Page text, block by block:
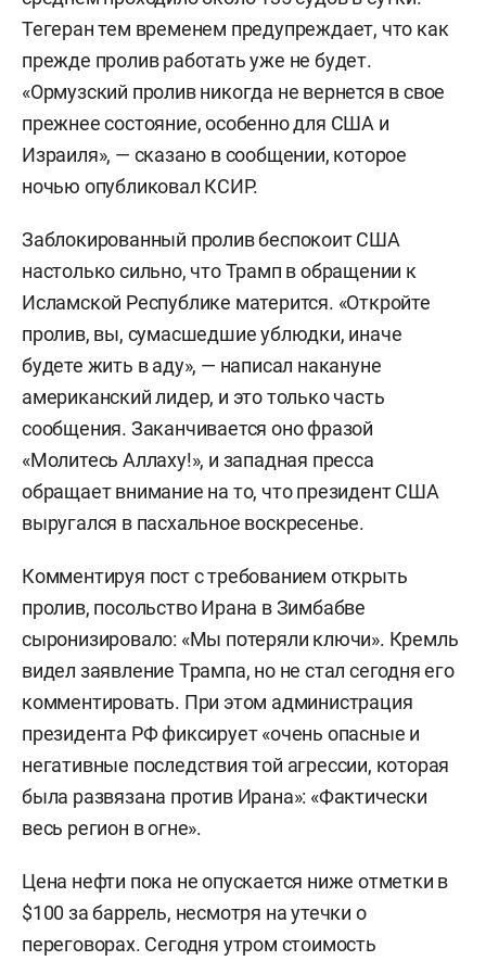
Тегеран тем временем предупреждает, что как
прежде пролив работать уже не будет.
«Ормузский пролив никогда не вернется в свое
прежнее состояние, особенно для США и
Израиля», — сказано в сообщении, которое
ночью опубликовал КСИР.
Заблокированный пролив беспокоит США
настолько сильно, что Трамп в обращении к
Исламской Республике матерится. «Откройте
пролив, вы, сумасшедшие ублюдки, иначе
будете жить в аду», — написал накануне
американский лидер, и это только часть
сообщения. Заканчивается оно фразой
«Молитесь Аллаху!», и западная пресса
обращает внимание на то, что президент США
выругался в пасхальное воскресенье.
Комментируя пост с требованием открыть
пролив, посольство Ирана в Зимбабве
сыронизировало: «Мы потеряли ключи». Кремль
видел заявление Трампа, но не стал сегодня его
комментировать. При этом администрация
президента РФ фиксирует «очень опасные и
негативные последствия той агрессии, которая
была развязана против Ирана»: «Фактически
весь регион в огне».
Цена нефти пока не опускается ниже отметки в
$100 за баррель, несмотря на утечки о
переговорах. Сегодня утром стоимость